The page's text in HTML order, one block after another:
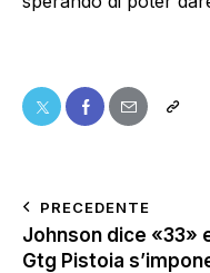
PRECEDENTE
Johnson dice «33»
Gtg Pistoia